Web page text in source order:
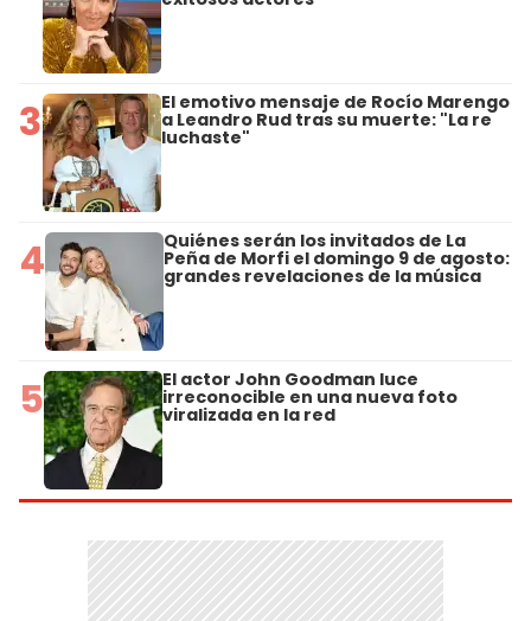
3 El emotivo mensaje de Rocío Marengo
a Leandro Rud tras su muerte: "La re
luchaste"
4 Quiénes serán los invitados de La
Peña de Morfi el domingo 9 de agosto:
grandes revelaciones de la música
5 El actor John Goodman luce
irreconocible en una nueva foto
viralizada en la red